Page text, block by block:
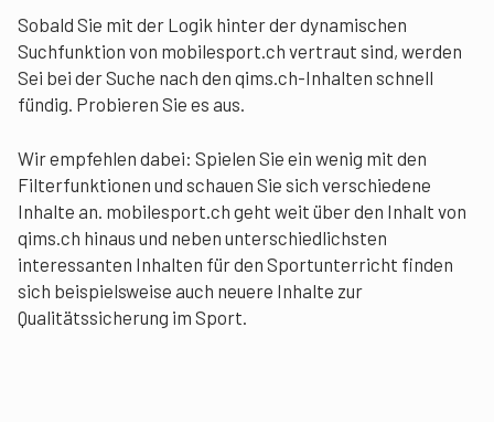
Sobald Sie mit der Logik hinter der dynamischen
Suchfunktion von mobilesport.ch vertraut sind, werden
Sei bei der Suche nach den qims.ch-Inhalten schnell
fündig. Probieren Sie es aus.
Wir empfehlen dabei: Spielen Sie ein wenig mit den
Filterfunktionen und schauen Sie sich verschiedene
Inhalte an. mobilesport.ch geht weit über den Inhalt von
qims.ch hinaus und neben unterschiedlichsten
interessanten Inhalten für den Sportunterricht finden
sich beispielsweise auch neuere Inhalte zur
Qualitätssicherung im Sport.